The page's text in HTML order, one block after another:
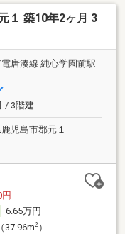
１ 築10年2ヶ月 3
唐湊線 純心学園前駅
/ 3階建
児島市郡元１
6.65万円
37.96m2）